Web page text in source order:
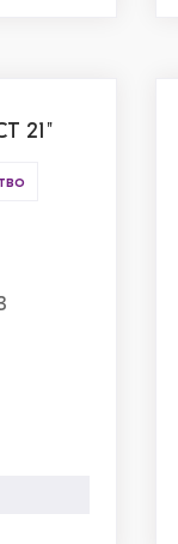
21"